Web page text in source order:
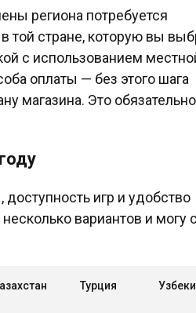
региона потребуется
стране, которую вы
с использованием
оплаты — без этого шага
магазина. Это
игр и удобство
вариантов и могу
Турция